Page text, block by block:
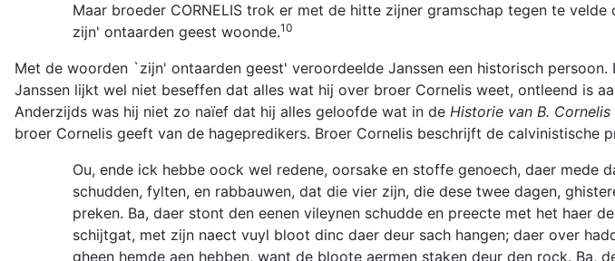
Maar broeder CORNELIS trok er met de hitte zijner gramschap tegen te
zijn' ontaarden geest woonde.10
Met de woorden `zijn' ontaarden geest' veroordeelde Janssen een historisch
Janssen lijkt wel niet beseffen dat alles wat hij over broer Cornelis weet, ontleend is
Anderzijds was hij niet zo naïef dat hij alles geloofde wat in de Historie van B. Cornelis
broer Cornelis geeft van de hagepredikers. Broer Cornelis beschrijft de calvinistische
Ou, ende ick hebbe oock wel redene, oorsake en stoffe genoech, daer mede
schudden, fylten, en rabbauwen, dat die vier zijn, die dese twee dagen,
preken. Ba, daer stont den eenen vileynen schudde en preecte met het haer
schijtgat, met zijn naect vuyl bloot dinc daer deur sach hangen; daer over
gheen hemde aen hebben, want de bloote aermen staken deur den rock.